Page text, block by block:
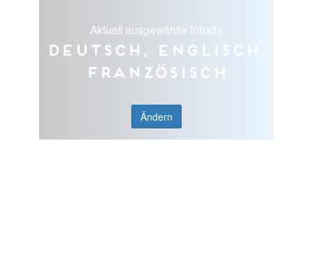
Aktuell ausgewählte Inhalte
Deutsch, Englisch,
Französisch
Ändern